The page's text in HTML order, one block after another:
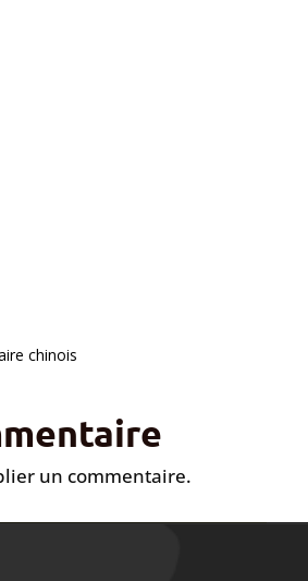
chinois
un commentaire.